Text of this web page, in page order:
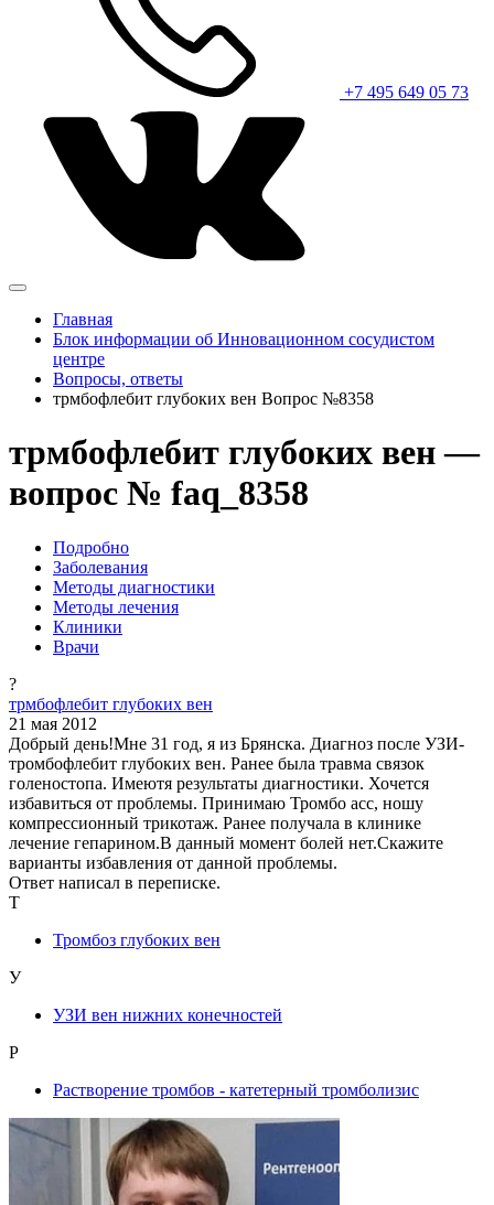
+7 495 649 05 73
Главная
Блок информации об Инновационном сосудистом
центре
Вопросы, ответы
трмбофлебит глубоких вен Вопрос №8358
трмбофлебит глубоких вен —
вопрос № faq_8358
Подробно
Заболевания
Методы диагностики
Методы лечения
Клиники
Врачи
?
трмбофлебит глубоких вен
21 мая 2012
Добрый день!Мне 31 год, я из Брянска. Диагноз после УЗИ-
тромбофлебит глубоких вен. Ранее была травма связок
голеностопа. Имеютя результаты диагностики. Хочется
избавиться от проблемы. Принимаю Тромбо асс, ношу
компрессионный трикотаж. Ранее получала в клинике
лечение гепарином.В данный момент болей нет.Скажите
варианты избавления от данной проблемы.
Ответ написал в переписке.
Т
Тромбоз глубоких вен
У
УЗИ вен нижних конечностей
Р
Растворение тромбов - катетерный тромболизис